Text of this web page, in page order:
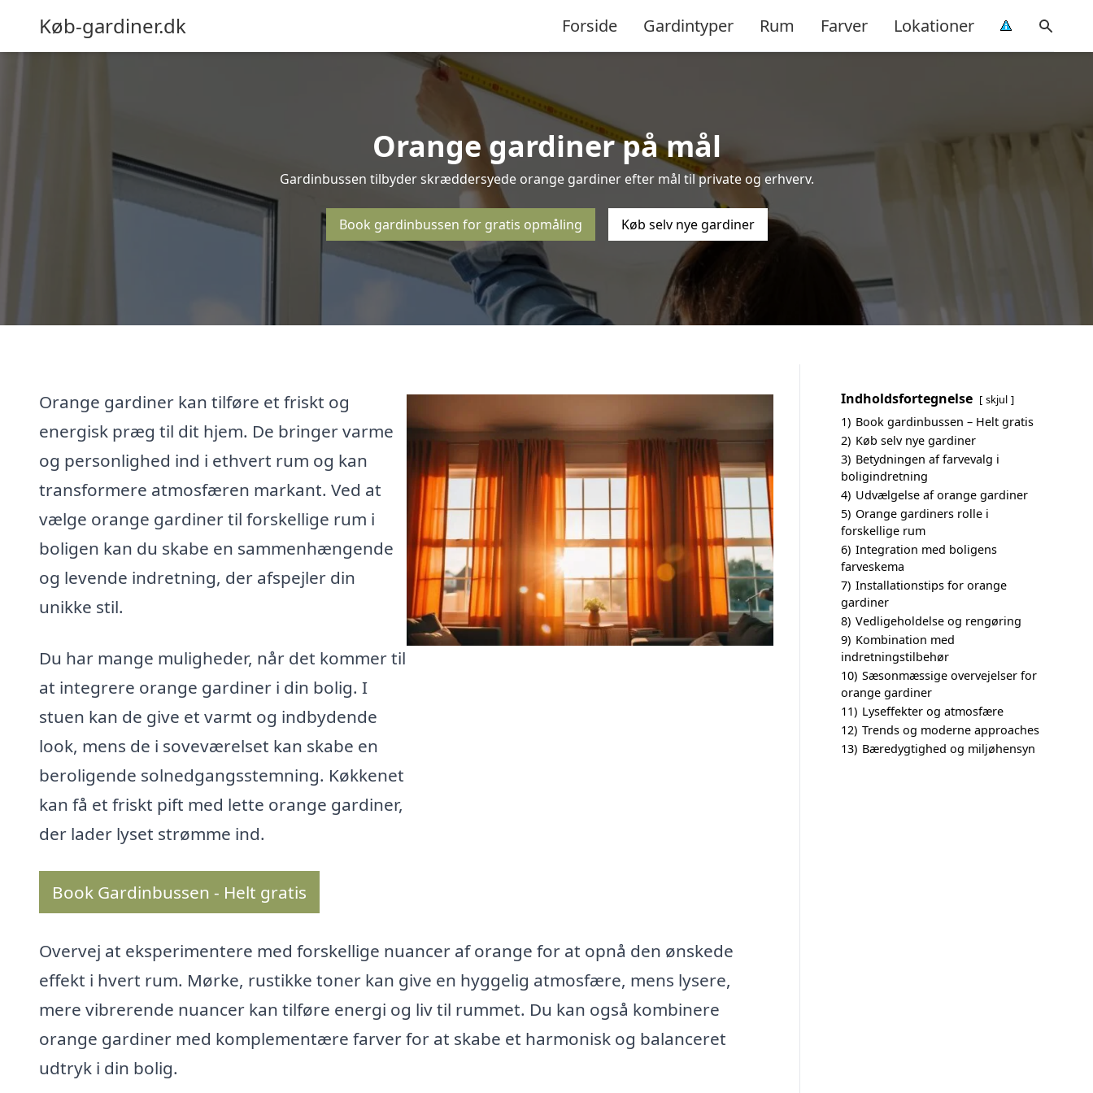
Køb-gardiner.dk Forside Gardintyper Rum Farver Lokationer
Orange gardiner på mål
Gardinbussen tilbyder skræddersyede orange gardiner efter mål til private og erhverv.
Book gardinbussen for gratis opmåling Køb selv nye gardiner
Orange gardiner kan tilføre et friskt og
energisk præg til dit hjem. De bringer varme
og personlighed ind i ethvert rum og kan
transformere atmosfæren markant. Ved at
vælge orange gardiner til forskellige rum i
boligen kan du skabe en sammenhængende
og levende indretning, der afspejler din
unikke stil.
Du har mange muligheder, når det kommer til
at integrere orange gardiner i din bolig. I
stuen kan de give et varmt og indbydende
look, mens de i soveværelset kan skabe en
beroligende solnedgangsstemning. Køkkenet
kan få et friskt pift med lette orange gardiner,
der lader lyset strømme ind.
Book Gardinbussen - Helt gratis
Overvej at eksperimentere med forskellige nuancer af orange for at opnå den ønskede
effekt i hvert rum. Mørke, rustikke toner kan give en hyggelig atmosfære, mens lysere,
mere vibrerende nuancer kan tilføre energi og liv til rummet. Du kan også kombinere
orange gardiner med komplementære farver for at skabe et harmonisk og balanceret
udtryk i din bolig.
Indholdsfortegnelse skjul
1) Book gardinbussen – Helt gratis
2) Køb selv nye gardiner
3) Betydningen af farvevalg i
boligindretning
4) Udvælgelse af orange gardiner
5) Orange gardiners rolle i
forskellige rum
6) Integration med boligens
farveskema
7) Installationstips for orange
gardiner
8) Vedligeholdelse og rengøring
9) Kombination med
indretningstilbehør
10) Sæsonmæssige overvejelser for
orange gardiner
11) Lyseffekter og atmosfære
12) Trends og moderne approaches
13) Bæredygtighed og miljøhensyn